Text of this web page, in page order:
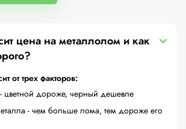
цена на металлолом и как
от трех факторов:
цветной дороже, черный дешевле
- чем больше лома, тем дороже его